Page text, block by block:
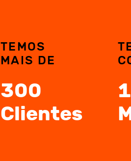
TEMOS
MAIS DE
300
Clientes